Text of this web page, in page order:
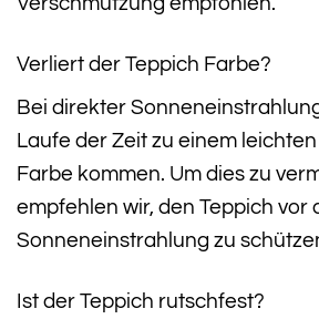
Verliert der Teppich Farbe?
Bei direkter
Laufe der Zeit zu einem
Farbe kommen. Um dies zu
empfehlen wir, den Teppich vor
Sonneneinstrahlung zu
Ist der Teppich rutschfest?